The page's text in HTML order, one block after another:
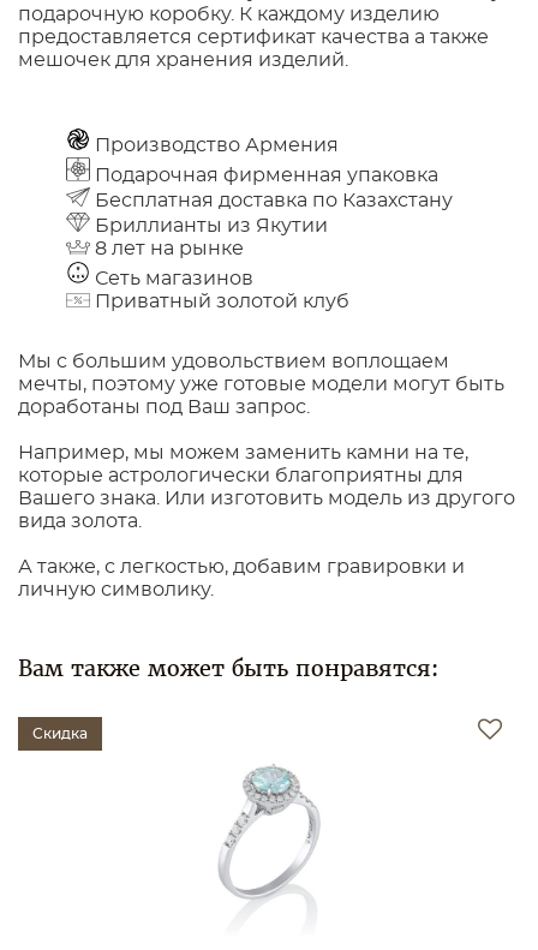
подарочную коробку. К каждому изделию
предоставляется сертификат качества а также
мешочек для хранения изделий.
Производство Армения
Подарочная фирменная упаковка
Бесплатная доставка по Казахстану
Бриллианты из Якутии
8 лет на рынке
Сеть магазинов
Приватный золотой клуб
Мы с большим удовольствием воплощаем
мечты, поэтому уже готовые модели могут быть
доработаны под Ваш запрос.
Например, мы можем заменить камни на те,
которые астрологически благоприятны для
Вашего знака. Или изготовить модель из другого
вида золота.
А также, с легкостью, добавим гравировки и
личную символику.
Вам также может быть понравятся:
Скидка